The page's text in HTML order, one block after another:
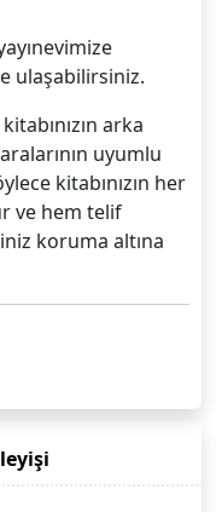
ulaşabilirsiniz.
arka
uyumlu
kitabınızın her
ve hem telif
koruma altına